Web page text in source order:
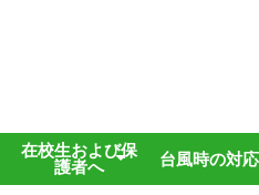
在校生および保
護者へ
台風時の対応